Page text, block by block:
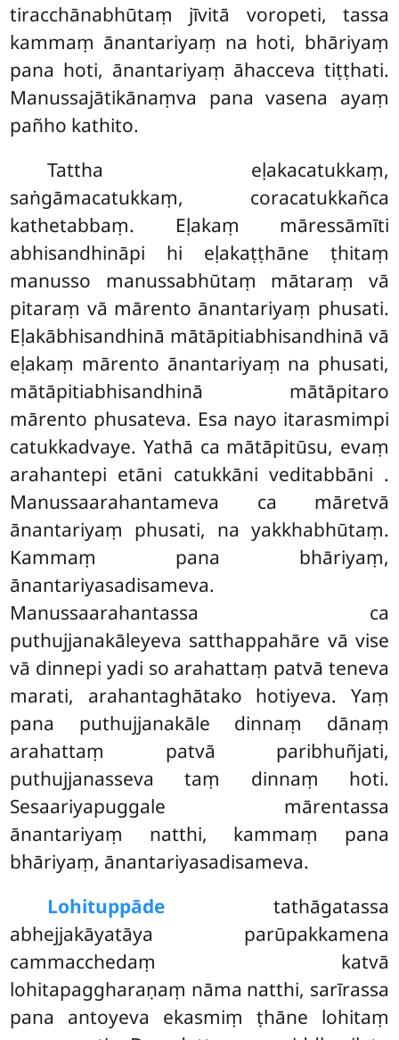
tiracchānabhūtaṃ jīvitā voropeti, tassa
kammaṃ ānantariyaṃ na hoti, bhāriyaṃ
pana hoti, ānantariyaṃ āhacceva tiṭṭhati.
Manussajātikānaṃva pana vasena ayaṃ
pañho kathito.
Tattha eḷakacatukkaṃ,
saṅgāmacatukkaṃ, coracatukkañca
kathetabbaṃ. Eḷakaṃ māressāmīti
abhisandhināpi hi eḷakaṭṭhāne ṭhitaṃ
manusso manussabhūtaṃ mātaraṃ vā
pitaraṃ vā mārento ānantariyaṃ phusati.
Eḷakābhisandhinā mātāpitiabhisandhinā vā
eḷakaṃ mārento ānantariyaṃ na phusati,
mātāpitiabhisandhinā mātāpitaro
mārento phusateva. Esa nayo itarasmimpi
catukkadvaye. Yathā ca mātāpitūsu, evaṃ
arahantepi etāni catukkāni veditabbāni .
Manussaarahantameva ca māretvā
ānantariyaṃ phusati, na yakkhabhūtaṃ.
Kammaṃ pana bhāriyaṃ,
ānantariyasadisameva.
Manussaarahantassa ca
puthujjanakāleyeva satthappahāre vā vise
vā dinnepi yadi so arahattaṃ patvā teneva
marati, arahantaghātako hotiyeva. Yaṃ
pana puthujjanakāle dinnaṃ dānaṃ
arahattaṃ patvā paribhuñjati,
puthujjanasseva taṃ dinnaṃ hoti.
Sesaariyapuggale mārentassa
ānantariyaṃ natthi, kammaṃ pana
bhāriyaṃ, ānantariyasadisameva.
Lohituppāde tathāgatassa
abhejjakāyatāya parūpakkamena
cammacchedaṃ katvā
lohitapaggharaṇaṃ nāma natthi, sarīrassa
pana antoyeva ekasmiṃ ṭhāne lohitaṃ